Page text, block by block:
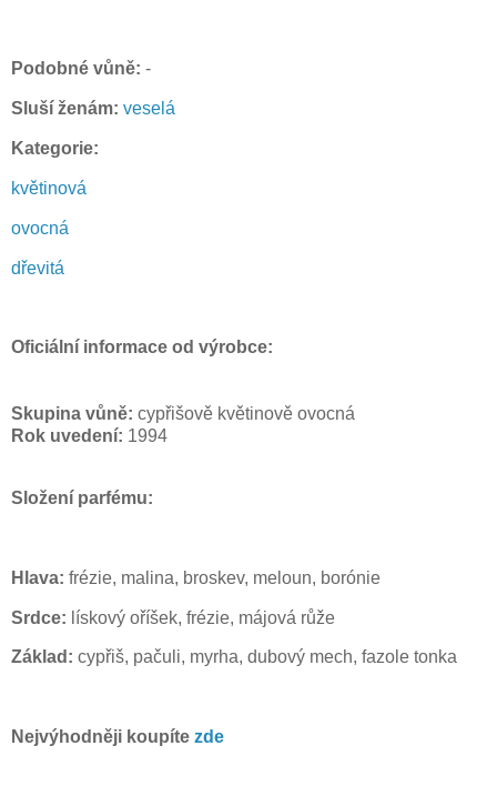
Podobné vůně: -
Sluší ženám: veselá
Kategorie:
květinová
ovocná
dřevitá
Oficiální informace od výrobce:
Skupina vůně: cypřišově květinově ovocná
Rok uvedení: 1994
Složení parfému:
Hlava: frézie, malina, broskev, meloun, borónie
Srdce: lískový oříšek, frézie, májová růže
Základ: cypřiš, pačuli, myrha, dubový mech, fazole tonka
Nejvýhodněji koupíte zde